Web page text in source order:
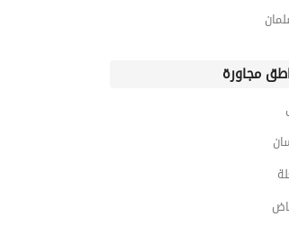
مجاورة